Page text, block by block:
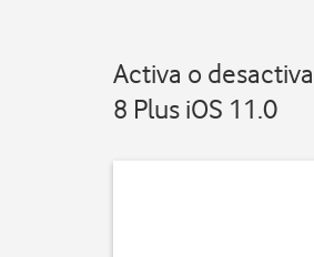
Activa o
8 Plus iOS 11.0